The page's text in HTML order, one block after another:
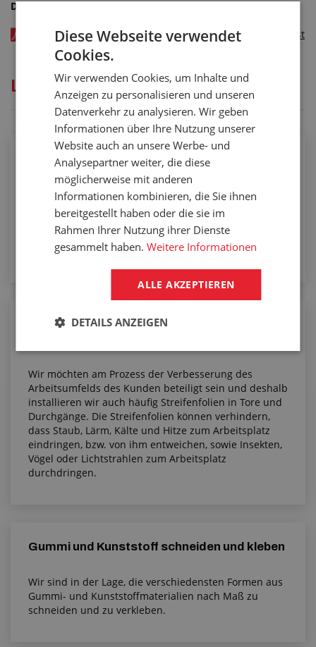
Dateien zum Herunterladen
Šestihranná matice k portům pro PVC fólie - katalogový list
v CZ - kód: 02430xxx
Lesen Sie
Berechnung des Bedarfs der Folie für
Streifenvorhänge für Tore und Durchgänge
Um den Folienbedarf berechnen zu können, haben wir
für Sie eine einfache Skizze vorbereitet. Mit Hilfe der
unten aufgeführten Formeln können Sie eigene
Verbrauchskalkulation erstellen.
Streifenfolien für Tore und Durchgänge und
Wir möchten am Prozess der Verbesserung des
Arbeitsumfelds des Kunden beteiligt sein und deshalb
installieren wir auch häufig Streifenfolien in Tore und
Durchgänge. Die Streifenfolien können verhindern,
dass Staub, Lärm, Kälte und Hitze zum Arbeitsplatz
eindringen, bzw. von ihm entweichen, sowie Insekten,
Vögel oder Lichtstrahlen zum Arbeitsplatz
durchdringen.
Gummi und Kunststoff schneiden und kleben
Wir sind in der Lage, die verschiedensten Formen aus
Gummi- und Kunststoffmaterialien nach Maß zu
schneiden und zu verkleben.
Diese Webseite verwendet
Cookies.
Wir verwenden Cookies, um Inhalte und
Anzeigen zu personalisieren und unseren
Datenverkehr zu analysieren. Wir geben
Informationen über Ihre Nutzung unserer
Website auch an unsere Werbe- und
Analysepartner weiter, die diese
möglicherweise mit anderen
Informationen kombinieren, die Sie ihnen
bereitgestellt haben oder die sie im
Rahmen Ihrer Nutzung ihrer Dienste
gesammelt haben.Weitere Informationen
ALLE AKZEPTIEREN
DETAILS ANZEIGEN